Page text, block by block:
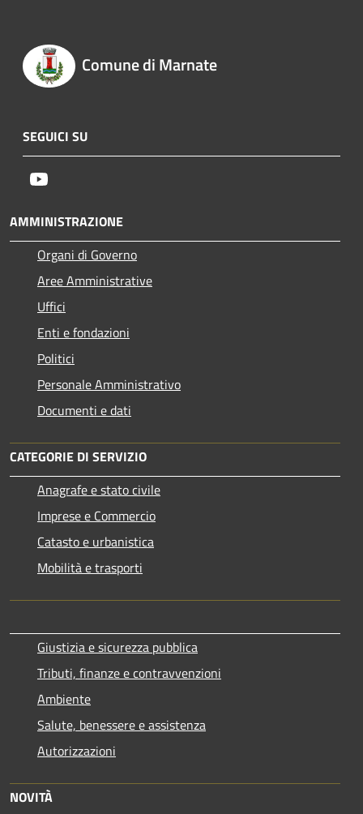
Comune di Marnate
SEGUICI SU
AMMINISTRAZIONE
Organi di Governo
Aree Amministrative
Uffici
Enti e fondazioni
Politici
Personale Amministrativo
Documenti e dati
CATEGORIE DI SERVIZIO
Anagrafe e stato civile
Imprese e Commercio
Catasto e urbanistica
Mobilità e trasporti
Giustizia e sicurezza pubblica
Tributi, finanze e contravvenzioni
Ambiente
Salute, benessere e assistenza
Autorizzazioni
NOVITÀ